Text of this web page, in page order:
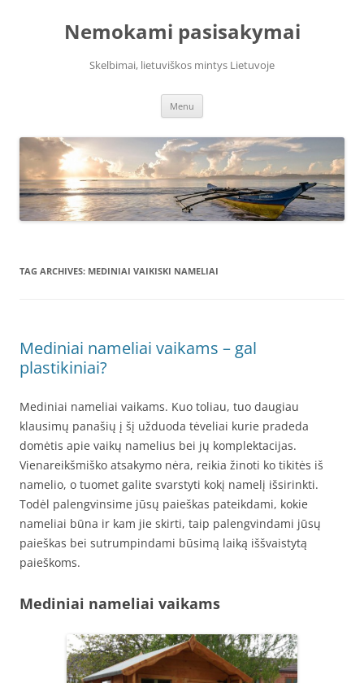
Nemokami pasisakymai
Skelbimai, lietuviškos mintys Lietuvoje
Menu
TAG ARCHIVES: MEDINIAI VAIKISKI NAMELIAI
Mediniai nameliai vaikams – gal
plastikiniai?
Mediniai nameliai vaikams. Kuo toliau, tuo daugiau
klausimų panašių į šį užduoda tėveliai kurie pradeda
domėtis apie vaikų namelius bei jų komplektacijas.
Vienareikšmiško atsakymo nėra, reikia žinoti ko tikitės iš
namelio, o tuomet galite svarstyti kokį namelį išsirinkti.
Todėl palengvinsime jūsų paieškas pateikdami, kokie
nameliai būna ir kam jie skirti, taip palengvindami jūsų
paieškas bei sutrumpindami būsimą laiką iššvaistytą
paieškoms.
Mediniai nameliai vaikams